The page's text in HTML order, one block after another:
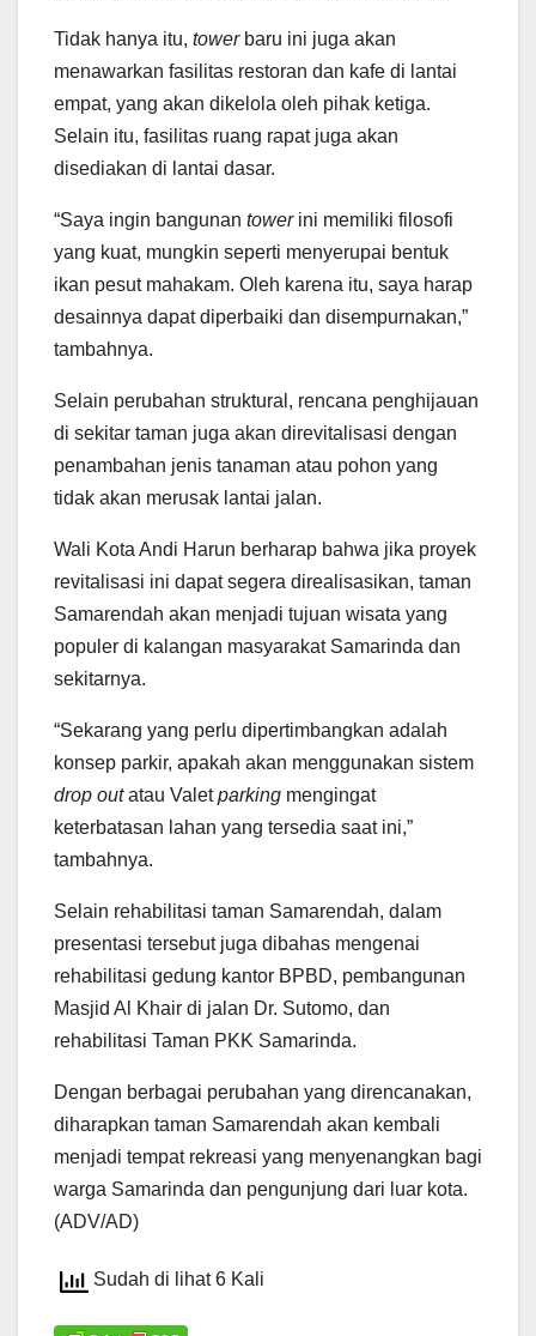
Tidak hanya itu, towerbaru ini juga akan
menawarkan fasilitas restoran dan kafe di lantai
empat, yang akan dikelola oleh pihak ketiga.
Selain itu, fasilitas ruang rapat juga akan
disediakan di lantai dasar.
“Saya ingin bangunan towerini memiliki filosofi
yang kuat, mungkin seperti menyerupai bentuk
ikan pesut mahakam. Oleh karena itu, saya harap
desainnya dapat diperbaiki dan disempurnakan,”
tambahnya.
Selain perubahan struktural, rencana penghijauan
di sekitar taman juga akan direvitalisasi dengan
penambahan jenis tanaman atau pohon yang
tidak akan merusak lantai jalan.
Wali Kota Andi Harun berharap bahwa jika proyek
revitalisasi ini dapat segera direalisasikan, taman
Samarendah akan menjadi tujuan wisata yang
populer di kalangan masyarakat Samarinda dan
sekitarnya.
“Sekarang yang perlu dipertimbangkan adalah
konsep parkir, apakah akan menggunakan sistem
drop outatau Valetparking mengingat
keterbatasan lahan yang tersedia saat ini,”
tambahnya.
Selain rehabilitasi taman Samarendah, dalam
presentasi tersebut juga dibahas mengenai
rehabilitasi gedung kantor BPBD, pembangunan
Masjid Al Khair di jalan Dr. Sutomo, dan
rehabilitasi Taman PKK Samarinda.
Dengan berbagai perubahan yang direncanakan,
diharapkan taman Samarendah akan kembali
menjadi tempat rekreasi yang menyenangkan bagi
warga Samarinda dan pengunjung dari luar kota.
(ADV/AD)
Sudah di lihat 6 Kali